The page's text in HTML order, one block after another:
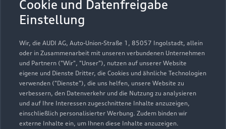
Cookie und Datenfreigabe
Einstellung
Wir, die AUDI AG, Auto-Union-Straße 1, 85057 Ingolstadt, allein
oder in Zusammenarbeit mit unseren verbundenen Unternehmen
und Partnern ("Wir", "Unser"), nutzen auf unserer Website
eigene und Dienste Dritter, die Cookies und ähnliche Technologien
verwenden ("Dienste"), die uns helfen, unsere Website zu
verbessern, den Datenverkehr und die Nutzung zu analysieren
und auf Ihre Interessen zugeschnittene Inhalte anzuzeigen,
einschließlich personalisierter Werbung. Zudem binden wir
externe Inhalte ein, um Ihnen diese Inhalte anzuzeigen.